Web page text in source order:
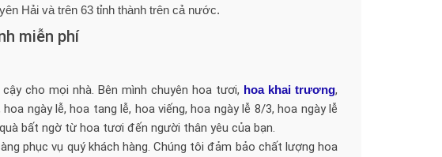
Hải và trên 63 tỉnh thành trên cả nước.
miễn phí
cho mọi nhà. Bên mình chuyên hoa tươi, hoa khai trương,
ngày lễ, hoa tang lễ, hoa viếng, hoa ngày lễ 8/3, hoa ngày lễ
bất ngờ từ hoa tươi đến người thân yêu của bạn.
phục vụ quý khách hàng. Chúng tôi đảm bảo chất lượng hoa